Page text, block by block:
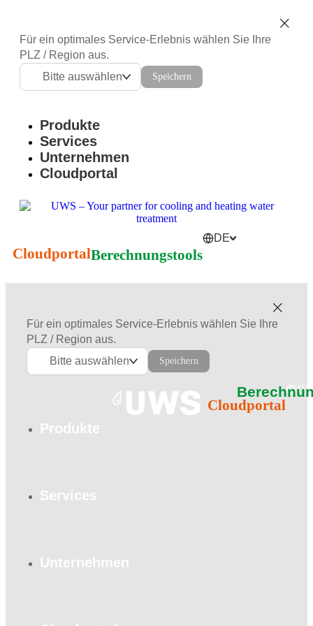
Für ein optimales Service-Erlebnis wählen Sie Ihre
PLZ / Region aus.
Bitte auswählen
Speichern
Produkte
Services
Unternehmen
Cloudportal
CloudportalBerechnungstools
DE
Für ein optimales Service-Erlebnis wählen Sie Ihre
PLZ / Region aus.
Bitte auswählen
Speichern
Produkte
Services
Unternehmen
Cloudportal
DE